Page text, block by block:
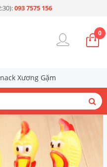
093 7575 156
0
Xương Gặm